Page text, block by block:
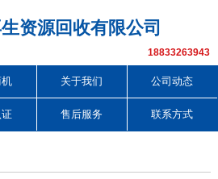
资源回收有限公司
18833263943
关于我们 公司动态
售后服务 联系方式